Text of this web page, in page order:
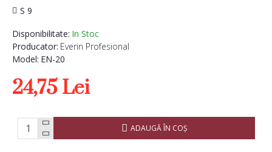
Disponibilitate: In Stoc
Producator: Everin Profesional
Model: EN-20
S 9
24,75 Lei
ADAUGĂ ÎN COŞ